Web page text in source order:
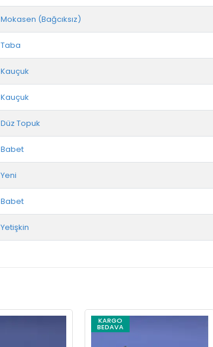
Mokasen (Bağcıksız)
Taba
Kauçuk
Kauçuk
Düz Topuk
Babet
Yeni
Babet
Yetişkin
KARGO
BEDAVA